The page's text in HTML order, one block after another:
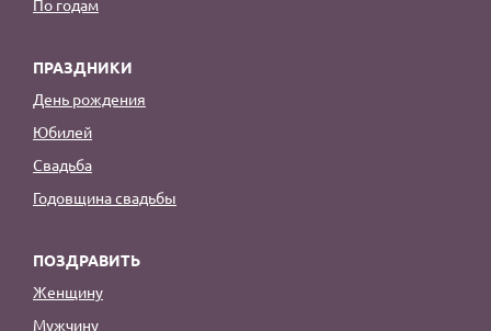
По годам
ПРАЗДНИКИ
День рождения
Юбилей
Свадьба
Годовщина свадьбы
ПОЗДРАВИТЬ
Женщину
Мужчину